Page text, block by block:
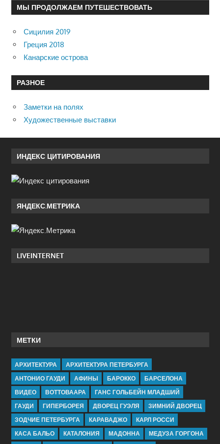
МЫ ПРОДОЛЖАЕМ ПУТЕШЕСТВОВАТЬ
Сицилия 2019
Греция 2018
Канарские острова
РАЗНОЕ
Заметки на полях
Художественные выставки
ИНДЕКС ЦИТИРОВАНИЯ
ЯНДЕКС.МЕТРИКА
LIVEINTERNET
МЕТКИ
АРХИТЕКТУРА
АРХИТЕКТУРА ПЕТЕРБУРГА
АНТОНИО ГАУДИ
АФИНЫ БАРОККО
БАРСЕЛОНА
ВИДЕО
ВОТТОВААРА
ГАНС ГОЛЬБЕЙН МЛАДШИЙ
ГАУДИ
ГИПЕРБОРЕЯ ДВОРЕЦ ГУЭЛЯ
ЗИМНИЙ ДВОРЕЦ
ЗОДЧИЕ ПЕТЕРБУРГА
КАРАВАДЖО
КАРЛ РОССИ
КАСА БАЛЬО
КАТАЛОНИЯ МАДОННА
МЕДУЗА ГОРГОНА